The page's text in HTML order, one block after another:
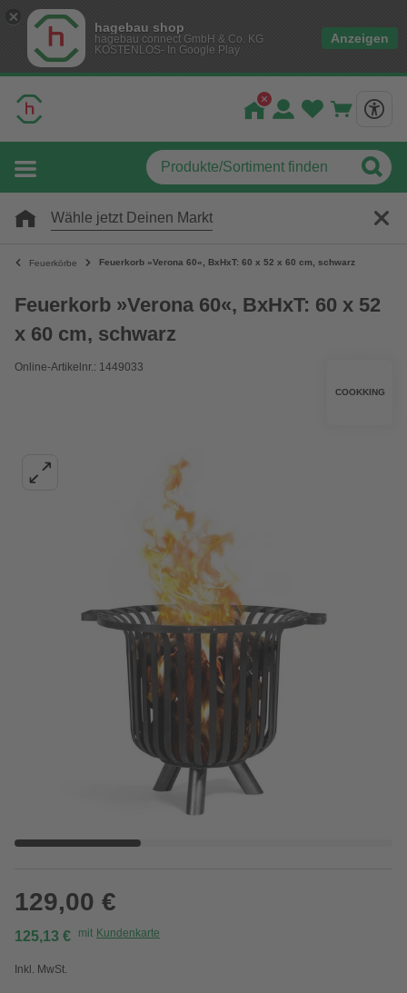
hagebau shop
hagebau connect GmbH & Co. KG
KOSTENLOS- In Google Play
Anzeigen
Wähle jetzt Deinen Markt
Feuerkörbe Feuerkorb »Verona 60«, BxHxT: 60 x 52 x 60 cm, schwarz
Feuerkorb »Verona 60«, BxHxT: 60 x 52
x 60 cm, schwarz
Online-Artikelnr.: 1449033
COOKKING
129,00 €
125,13 € mit Kundenkarte
Inkl. MwSt.